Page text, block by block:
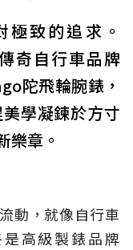
致的追求。
奇自行車品牌
陀飛輪腕錶，
學凝鍊於方寸
樂章。
動，就像自行車
高級製錶品牌